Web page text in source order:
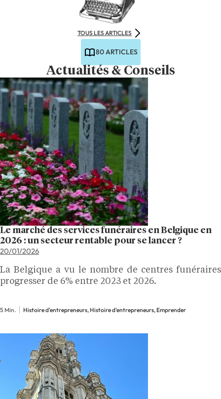
80 ARTICLES
Actualités & Conseils
TOUS LES ARTICLES
Le marché des services funéraires en Belgique en
2026 : un secteur rentable pour se lancer ?
20/01/2026
La Belgique a vu le nombre de centres funéraires
progresser de 6% entre 2023 et 2026.
5 Min. Histoire d'entrepreneurs, Histoire d'entrepreneurs, Emprender